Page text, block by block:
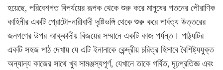
হয়েছে, পরিবেশগত বিপর্যয়ের রূপক থেকে শুরু করে মানুষের পতনের পৌরাণিক
কাহিনীর একটি প্রোটো-নারীবাদী দৃষ্টিভঙ্গি থেকে শুরু করে পার্বত্য উত্তরের
জনগণের উপর আক্কাদীয় বিজয়ের সম্মানে একটি কাজ পর্যন্ত। পাঠ্যটির
একটি সহজ পাঠ দেখায় যে এটি ইনানাকে কেন্দ্রীয় চরিত্র হিসাবে বৈশিষ্ট্যযুক্ত
অন্যান্য কাজের সাথে খুব সামঞ্জস্যপূর্ণ, যেখানে তাকে গর্বিত, দৃঢ়প্রতিজ্ঞ এবং